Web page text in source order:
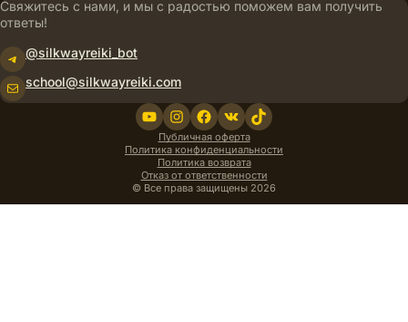
Свяжитесь с нами, и мы с радостью поможем вам получить
ответы!
Telegram @silkwayreiki_bot
Почта school@silkwayreiki.com
YouTube Instagram Facebook ВКонтакте TikTok
Публичная оферта
Политика конфиденциальности
Политика возврата
Отказ от ответственности
© Все права защищены 2026